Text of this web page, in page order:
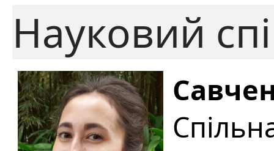
Науковий